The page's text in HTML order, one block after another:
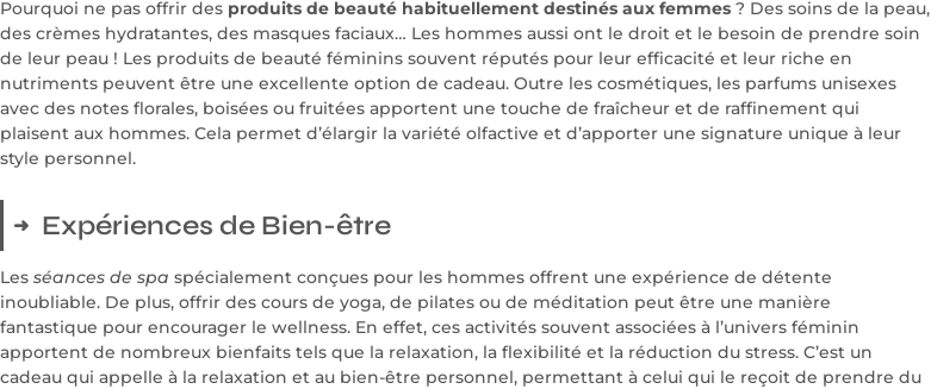
Pourquoi ne pas offrir des produits de beauté habituellement destinés aux femmes ? Des soins de la peau,
des crèmes hydratantes, des masques faciaux… Les hommes aussi ont le droit et le besoin de prendre soin
de leur peau ! Les produits de beauté féminins souvent réputés pour leur efficacité et leur riche en
nutriments peuvent être une excellente option de cadeau. Outre les cosmétiques, les parfums unisexes
avec des notes florales, boisées ou fruitées apportent une touche de fraîcheur et de raffinement qui
plaisent aux hommes. Cela permet d’élargir la variété olfactive et d’apporter une signature unique à leur
style personnel.
Expériences de Bien-être
Les séances de spa spécialement conçues pour les hommes offrent une expérience de détente
inoubliable. De plus, offrir des cours de yoga, de pilates ou de méditation peut être une manière
fantastique pour encourager le wellness. En effet, ces activités souvent associées à l’univers féminin
apportent de nombreux bienfaits tels que la relaxation, la flexibilité et la réduction du stress. C’est un
cadeau qui appelle à la relaxation et au bien-être personnel, permettant à celui qui le reçoit de prendre du